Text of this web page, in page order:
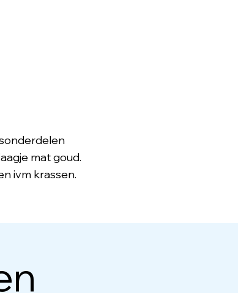
mat goud.
ivm krassen.